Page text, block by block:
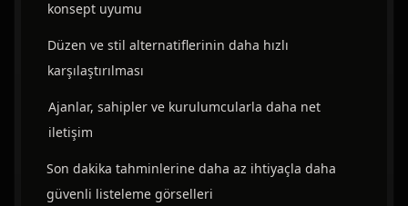
konsept uyumu
Düzen ve stil alternatiflerinin daha hızlı
karşılaştırılması
Ajanlar, sahipler ve kurulumcularla daha net
iletişim
Son dakika tahminlerine daha az ihtiyaçla daha
güvenli listeleme görselleri